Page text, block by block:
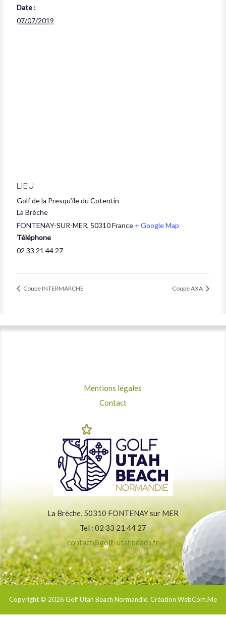
Date :
07/07/2019
LIEU
Golf de la Presqu’ile du Cotentin
La Brèche
FONTENAY-SUR-MER, 50310 France + Google Map
Téléphone
02 33 21 44 27
Coupe INTERMARCHE Coupe AXA
Mentions légales
Contact
La Brèche, 50310 FONTENAY sur MER
Tel : 02 33 21 44 27
contact@golf-utahbeach.fr
Copyright © 2026 Golf Utah Beach Normandie. Création WebCom.Me